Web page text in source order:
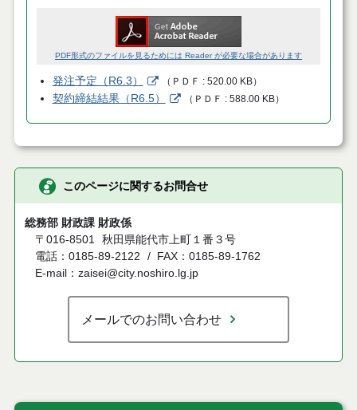
PDF形式のファイルを見るためには Reader が必要な場合があります
発注予定（R6.3） （ ＰＤＦ 520.00 KB）
契約締結結果（R6.5） （ ＰＤＦ 588.00 KB）
このページに関するお問合せ
総務部 財政課 財政係
〒016-8501
秋田県能代市上町１番３号
電話：0185-89-2122
FAX：0185-89-1762
E-mail：zaisei@city.noshiro.lg.jp
メールでのお問い合わせ